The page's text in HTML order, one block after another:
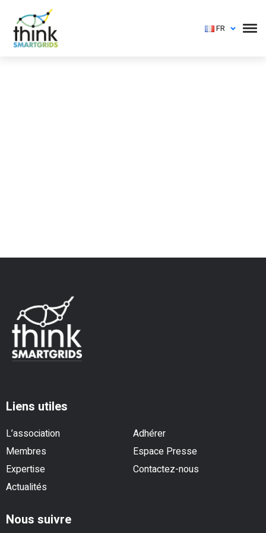
FR
Vous devez vous identifier pour voir cet événement
Liens utiles
L’association
Adhérer
Membres
Espace Presse
Expertise
Contactez-nous
Actualités
Nous suivre